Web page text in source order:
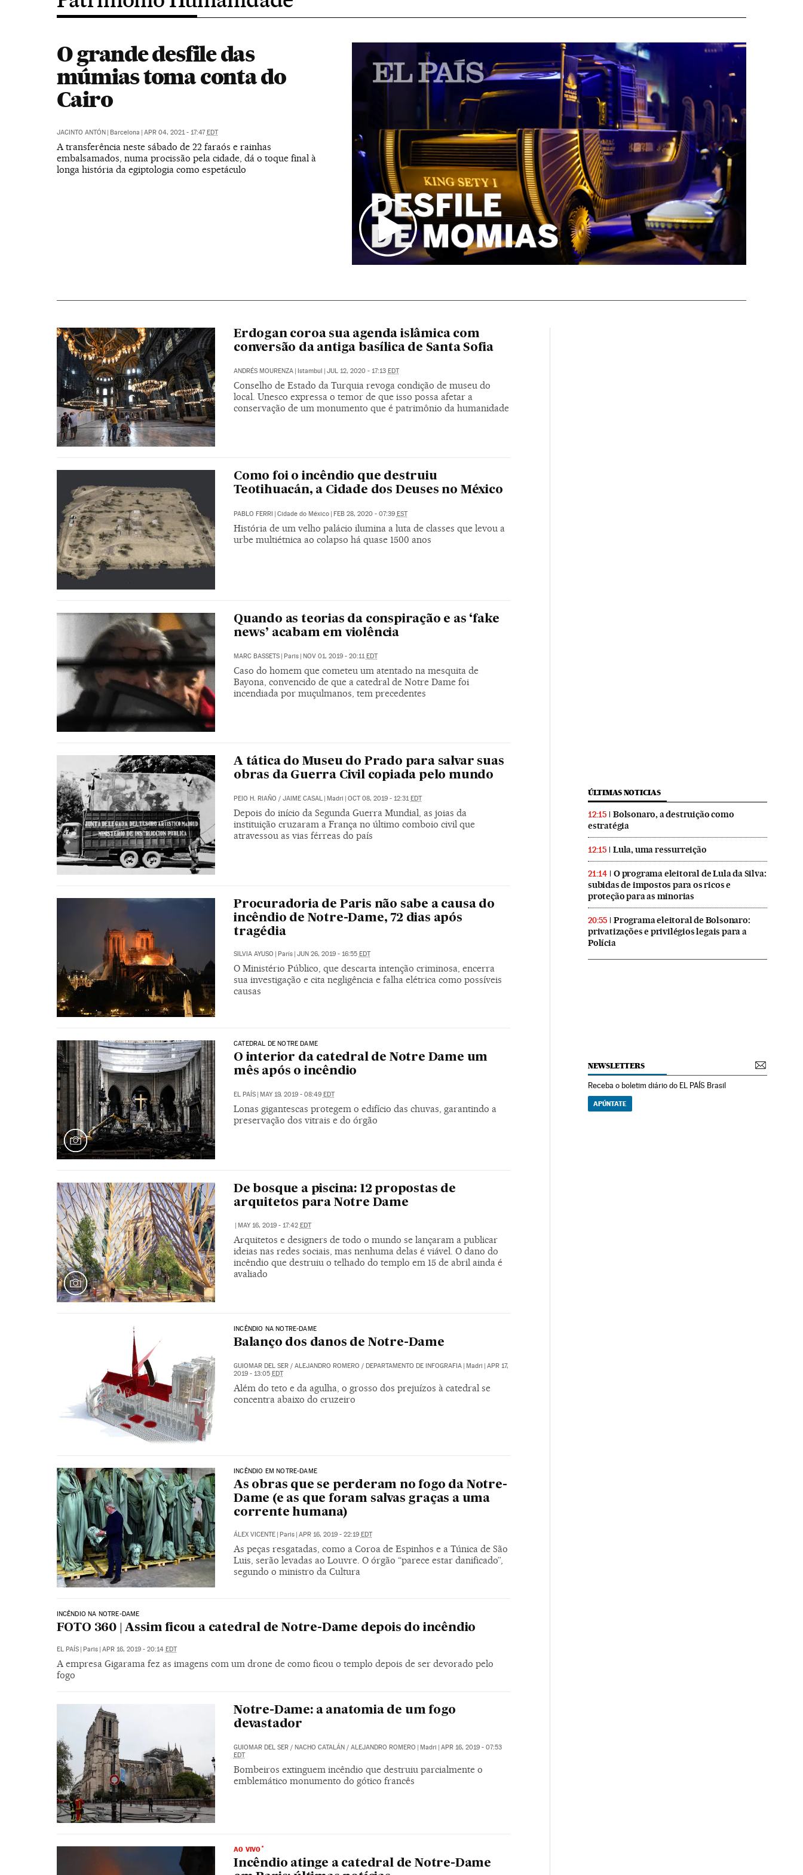
O grande desfile das
múmias toma conta do
Cairo
JACINTO ANTÓN | Barcelona | APR 04, 2021 - 17:47EDT
A transferência neste sábado de 22 faraós e rainhas
embalsamados, numa procissão pela cidade, dá o toque final à
longa história da egiptologia como espetáculo
Erdogan coroa sua agenda islâmica com
conversão da antiga basílica de Santa Sofia
ANDRÉS MOURENZA | Istambul | JUL 12, 2020 - 17:13 EDT
Conselho de Estado da Turquia revoga condição de museu do
local. Unesco expressa o temor de que isso possa afetar a
conservação de um monumento que é patrimônio da humanidade
Como foi o incêndio que destruiu
Teotihuacán, a Cidade dos Deuses no México
PABLO FERRI | Cidade do México | FEB 28, 2020 - 07:39 EST
História de um velho palácio ilumina a luta de classes que levou a
urbe multiétnica ao colapso há quase 1500 anos
Quando as teorias da conspiração e as ‘fake
news’ acabam em violência
MARC BASSETS | Paris | NOV 01, 2019 - 20:11 EDT
Caso do homem que cometeu um atentado na mesquita de
Bayona, convencido de que a catedral de Notre Dame foi
incendiada por muçulmanos, tem precedentes
A tática do Museu do Prado para salvar suas
obras da Guerra Civil copiada pelo mundo
PEIO H. RIAÑO / JAIME CASAL | Madri | OCT 08, 2019 - 12:31EDT
Depois do início da Segunda Guerra Mundial, as joias da
instituição cruzaram a França no último comboio civil que
atravessou as vias férreas do país
Procuradoria de Paris não sabe a causa do
incêndio de Notre-Dame, 72 dias após
tragédia
SILVIA AYUSO París JUN 26, 2019 - 16:55 EDT
O Ministério Público, que descarta intenção criminosa, encerra
sua investigação e cita negligência e falha elétrica como possíveis
causas
CATEDRAL DE NOTRE DAME
O interior da catedral de Notre Dame um
mês após o incêndio
EL PAÍS | MAY 19, 2019 - 08:49 EDT
Lonas gigantescas protegem o edifício das chuvas, garantindo a
preservação dos vitrais e do órgão
De bosque a piscina: 12 propostas de
arquitetos para Notre Dame
MAY 16, 2019 - 17:42 EDT
Arquitetos e designers de todo o mundo se lançaram a publicar
ideias nas redes sociais, mas nenhuma delas é viável. O dano do
incêndio que destruiu o telhado do templo em 15 de abril ainda é
avaliado
INCÊNDIO NA NOTRE-DAME
Balanço dos danos de Notre-Dame
GUIOMAR DEL SER/ ALEJANDRO ROMERO / DEPARTAMENTO DE INFOGRAFIA Madri
APR 17,
2019 - 13:05 EDT
Além do teto e da agulha, o grosso dos prejuízos à catedral se
concentra abaixo do cruzeiro
INCÊNDIO EM NOTRE-DAME
As obras que se perderam no fogo da Notre-
Dame (e as que foram salvas graças a uma
corrente humana)
ÁLEX VICENTE Paris APR 16, 2019 - 22:19 EDT
As peças resgatadas, como a Coroa de Espinhos e a Túnica de São
Luis, serão levadas ao Louvre. O órgão “parece estar danificado”,
segundo o ministro da Cultura
INCÊNDIO NA NOTRE-DAME
FOTO 360 | Assim ficou a catedral de Notre-Dame depois do incêndio
EL PAÍS | Paris | APR 16, 2019 - 20:14 EDT
A empresa Gigarama fez as imagens com um drone de como ficou o templo depois de ser devorado pelo
fogo
Notre-Dame: a anatomia de um fogo
devastador
GUIOMAR DEL SER/ NACHO CATALÁN/ ALEJANDRO ROMERO | Madri | APR 16, 2019 - 07:53
EDT
Bombeiros extinguem incêndio que destruiu parcialmente o
emblemático monumento do gótico francês
AO VIVO
Incêndio atinge a catedral de Notre-Dame
ÚLTIMAS NOTICIAS
12:15
Bolsonaro, a destruição como
estratégia
12:15 Lula, uma ressurreição
21:14
O programa eleitoral de Lula da Silva:
subidas de impostos para os ricos e
proteção para as minorias
20:55
Programa eleitoral de Bolsonaro:
privatizações e privilégios legais para a
Polícia
NEWSLETTERS
Receba o boletim diário do EL PAÍS Brasil
APÚNTATE